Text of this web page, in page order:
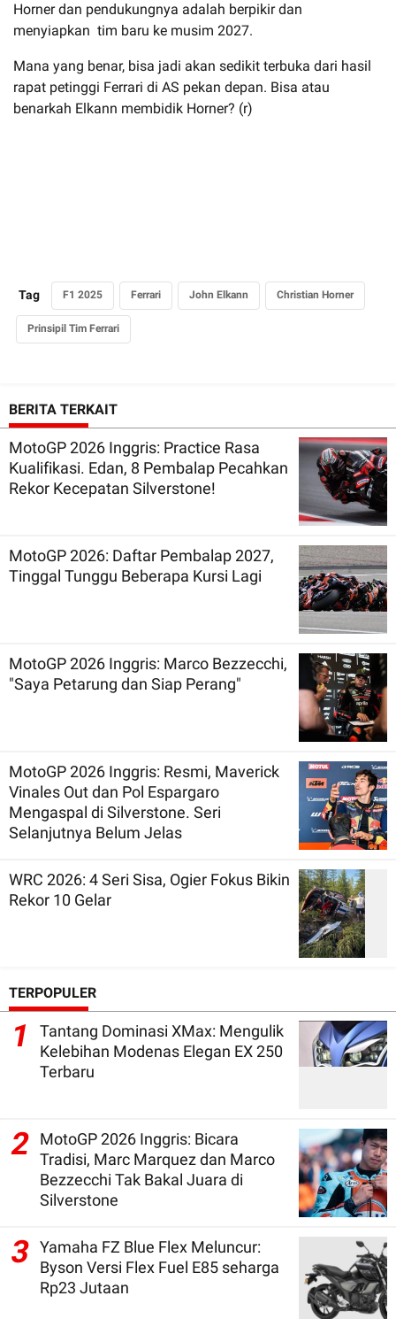
Horner dan pendukungnya adalah berpikir dan
menyiapkan tim baru ke musim 2027.
Mana yang benar, bisa jadi akan sedikit terbuka dari hasil
rapat petinggi Ferrari di AS pekan depan. Bisa atau
benarkah Elkann membidik Horner? (r)
Tag F1 2025 Ferrari John Elkann Christian Horner
Prinsipil Tim Ferrari
BERITA TERKAIT
MotoGP 2026 Inggris: Practice Rasa
Kualifikasi. Edan, 8 Pembalap Pecahkan
Rekor Kecepatan Silverstone!
MotoGP 2026: Daftar Pembalap 2027,
Tinggal Tunggu Beberapa Kursi Lagi
MotoGP 2026 Inggris: Marco Bezzecchi,
"Saya Petarung dan Siap Perang"
MotoGP 2026 Inggris: Resmi, Maverick
Vinales Out dan Pol Espargaro
Mengaspal di Silverstone. Seri
Selanjutnya Belum Jelas
WRC 2026: 4 Seri Sisa, Ogier Fokus Bikin
Rekor 10 Gelar
TERPOPULER
1
Tantang Dominasi XMax: Mengulik
Kelebihan Modenas Elegan EX 250
Terbaru
2
MotoGP 2026 Inggris: Bicara
Tradisi, Marc Marquez dan Marco
Bezzecchi Tak Bakal Juara di
Silverstone
3 Yamaha FZ Blue Flex Meluncur:
Byson Versi Flex Fuel E85 seharga
Rp23 Jutaan